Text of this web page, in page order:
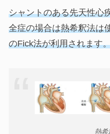
シャントのある先天性心
全症の場合は熱希釈法は
のFick法が利用されます
熱希